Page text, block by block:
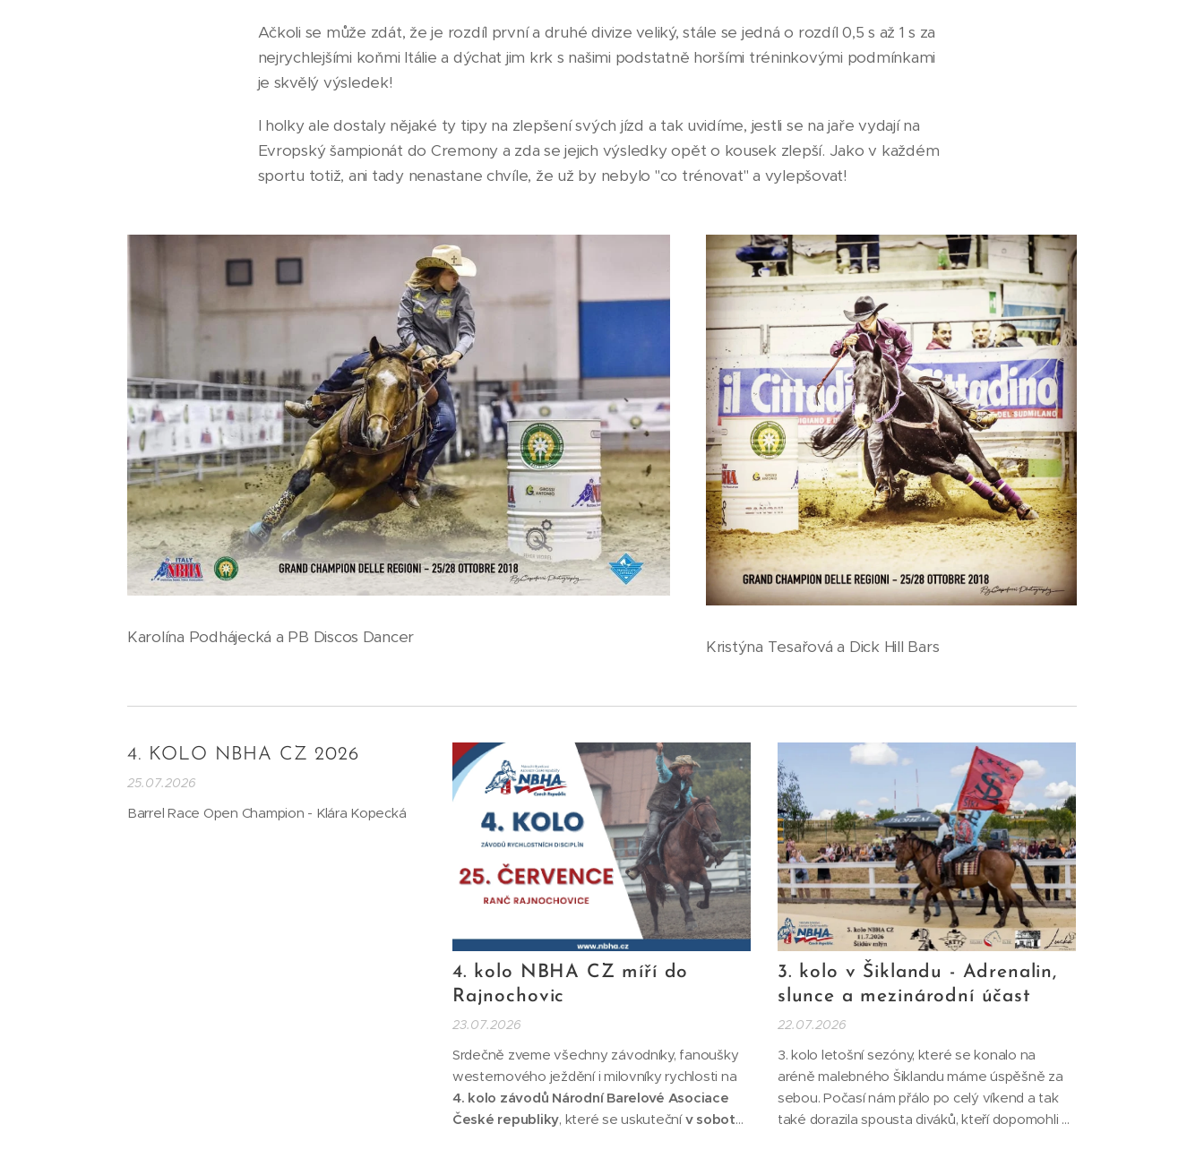
Ačkoli se může zdát, že je rozdíl první a druhé divize veliký, stále se jedná o rozdíl 0,5 s až 1 s za
nejrychlejšími koňmi Itálie a dýchat jim krk s našimi podstatně horšími tréninkovými podmínkami
je skvělý výsledek!
I holky ale dostaly nějaké ty tipy na zlepšení svých jízd a tak uvidíme, jestli se na jaře vydají na
Evropský šampionát do Cremony a zda se jejich výsledky opět o kousek zlepší. Jako v každém
sportu totiž, ani tady nenastane chvíle, že už by nebylo "co trénovat" a vylepšovat!
Karolína Podhájecká a PB Discos Dancer
Kristýna Tesařová a Dick Hill Bars
4. KOLO NBHA CZ 2026
25.07.2026
Barrel Race Open Champion - Klára Kopecká
4. kolo NBHA CZ míří do
Rajnochovic
23.07.2026
Srdečně zveme všechny závodníky, fanoušky
westernového ježdění i milovníky rychlosti na
4. kolo závodů Národní Barelové Asociace
České republiky, které se uskutečnív sobotu
3. kolo v Šiklandu - Adrenalin,
slunce a mezinárodní účast
22.07.2026
3. kolo letošní sezóny, které se konalo na
aréně malebného Šiklandu máme úspěšně za
sebou. Počasí nám přálo po celý víkend a tak
také dorazila spousta diváků, kteří dopomohli k